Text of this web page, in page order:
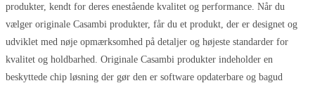
produkter, kendt for deres enestående kvalitet og performance. Når du
vælger originale Casambi produkter, får du et produkt, der er designet og
udviklet med nøje opmærksomhed på detaljer og højeste standarder for
kvalitet og holdbarhed. Originale Casambi produkter indeholder en
beskyttede chip løsning der gør den er software opdaterbare og bagud